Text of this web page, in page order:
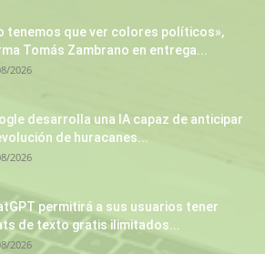
tenemos que ver colores políticos»,
Tomás Zambrano en entrega...
2026
desarrolla una IA capaz de anticipar
de huracanes...
2026
permitirá a sus usuarios tener
de texto gratis ilimitados...
2026